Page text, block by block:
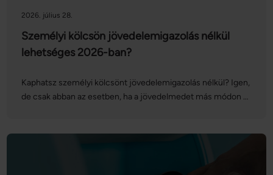
2026. július 28.
Személyi kölcsön jövedelemigazolás nélkül
lehetséges 2026-ban?
Kaphatsz személyi kölcsönt jövedelemigazolás nélkül? Igen,
de csak abban az esetben, ha a jövedelmedet más módon –